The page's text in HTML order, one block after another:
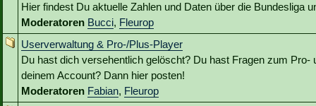
Hier findest Du aktuelle Zahlen und Daten über die Bundesliga
Moderatoren Bucci, Fleurop
Userverwaltung & Pro-/Plus-Player
Du hast dich versehentlich gelöscht? Du hast Fragen zum Pro-
deinem Account? Dann hier posten!
Moderatoren Fabian, Fleurop